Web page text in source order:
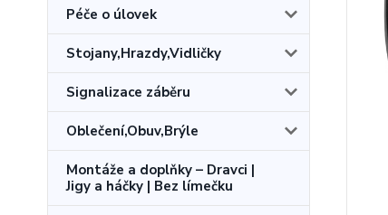
Péče o úlovek
Stojany,Hrazdy,Vidličky
Signalizace záběru
Oblečení,Obuv,Brýle
Montáže a doplňky – Dravci |
Jigy a háčky | Bez límečku